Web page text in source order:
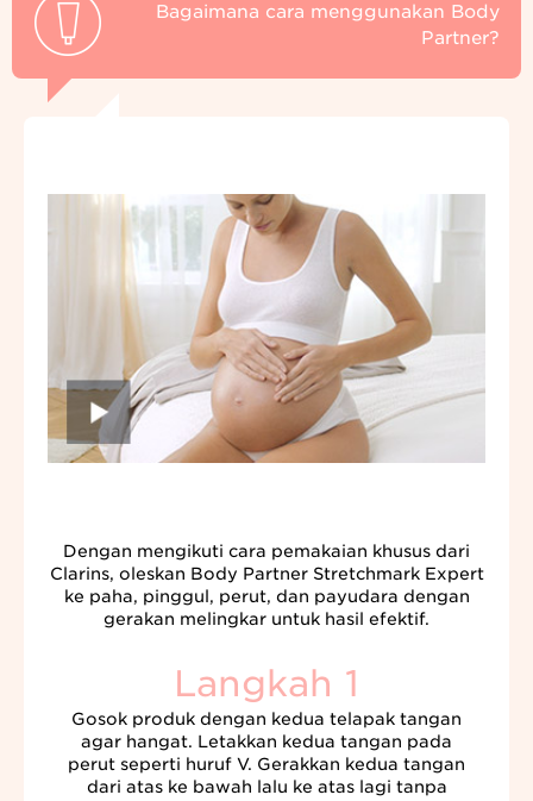
Bagaimana cara menggunakan Body
Partner?
Dengan mengikuti cara pemakaian khusus dari
Clarins, oleskan Body Partner Stretchmark Expert
ke paha, pinggul, perut, dan payudara dengan
gerakan melingkar untuk hasil efektif.
Langkah 1
Gosok produk dengan kedua telapak tangan
agar hangat. Letakkan kedua tangan pada
perut seperti huruf V. Gerakkan kedua tangan
dari atas ke bawah lalu ke atas lagi tanpa